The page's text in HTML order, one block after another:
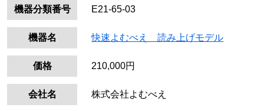
機器分類番号 E21-65-03
機器名 快速よむべえ 読み上げモデル
価格 210,000円
会社名 株式会社よむべえ